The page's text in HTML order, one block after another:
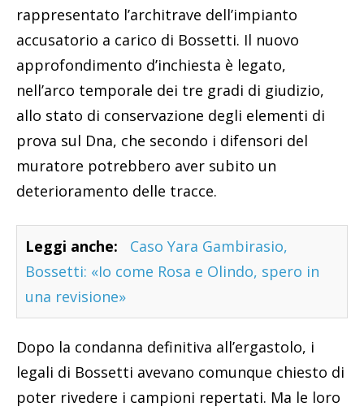
rappresentato l’architrave dell’impianto
accusatorio a carico di Bossetti. Il nuovo
approfondimento d’inchiesta è legato,
nell’arco temporale dei tre gradi di giudizio,
allo stato di conservazione degli elementi di
prova sul Dna, che secondo i difensori del
muratore potrebbero aver subito un
deterioramento delle tracce.
Leggi anche:
Caso Yara Gambirasio,
Bossetti: «Io come Rosa e Olindo, spero in
una revisione»
Dopo la condanna definitiva all’ergastolo, i
legali di Bossetti avevano comunque chiesto di
poter rivedere i campioni repertati. Ma le loro